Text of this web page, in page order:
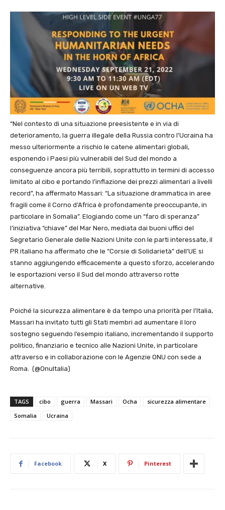
“Nel contesto di una situazione preesistente e in via di
deterioramento, la guerra illegale della Russia contro l’Ucraina ha
messo ulteriormente a rischio le catene alimentari globali,
esponendo i Paesi più vulnerabili del Sud del mondo a
conseguenze ancora più terribili, soprattutto in termini di accesso
limitato al cibo e portando l’inflazione dei prezzi alimentari a livelli
record”, ha affermato Massari: “La situazione drammatica in aree
fragili come il Corno d’Africa è profondamente preoccupante, in
particolare in Somalia”. Elogiando come un “faro di speranza”
l’iniziativa “chiave” del Mar Nero, mediata dai buoni uffici del
Segretario Generale delle Nazioni Unite con le parti interessate, il
PR italiano ha affermato che le “Corsie di Solidarietà” dell’UE si
stanno aggiungendo efficacemente a questo sforzo, accelerando
le esportazioni verso il Sud del mondo attraverso rotte
alternative.
Poiché la sicurezza alimentare è da tempo una priorità per l’Italia,
Massari ha invitato tutti gli Stati membri ad aumentare il loro
sostegno seguendo l’esempio italiano, incrementando il supporto
politico, finanziario e tecnico alle Nazioni Unite, in particolare
attraverso e in collaborazione con le Agenzie ONU con sede a
Roma. (@OnuItalia)
TAGS cibo guerra Massari Ocha
sicurezza alimentare
Somalia
Ucraina
Facebook X Pinterest